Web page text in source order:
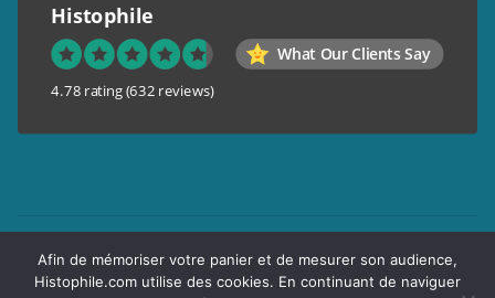
Histophile
What Our Clients Say
4.78 rating (632 reviews)
Conditions générales de vente
Afin de mémoriser votre panier et de mesurer son audience,
Histophile.com utilise des cookies. En continuant de naviguer